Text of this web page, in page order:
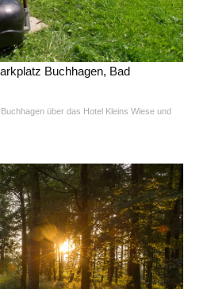
Buchhagen, Bad
über das Hotel Kleins Wiese und